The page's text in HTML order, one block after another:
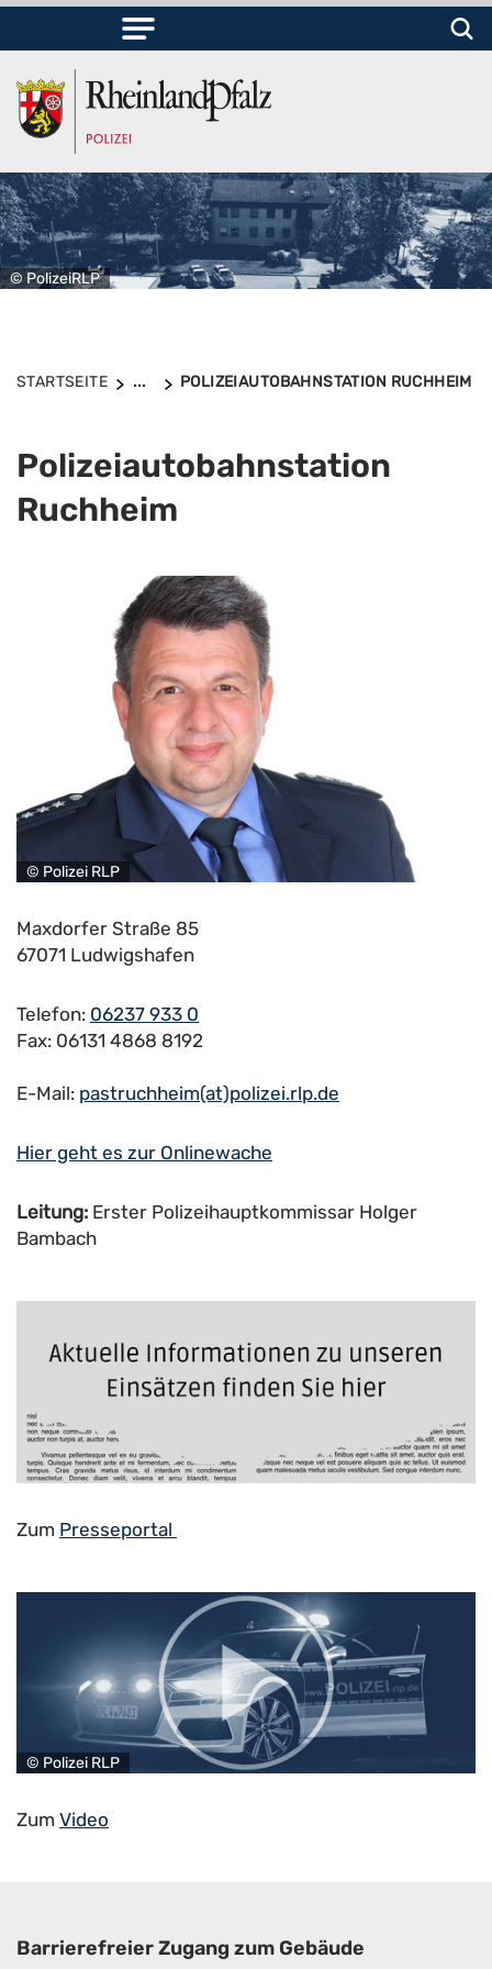
© PolizeiRLP
STARTSEITE ... POLIZEIAUTOBAHNSTATION RUCHHEIM
Polizeiautobahnstation
Ruchheim
© Polizei RLP
Maxdorfer Straße 85
67071 Ludwigshafen
Telefon: 06237 933 0
Fax: 06131 4868 8192
E-Mail: pastruchheim(at)polizei.rlp.de
Hier geht es zur Onlinewache
Leitung: Erster Polizeihauptkommissar Holger
Bambach
Zum Presseportal
© Polizei RLP
Zum Video
Barrierefreier Zugang zum Gebäude